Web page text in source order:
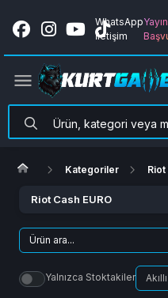
WhatsApp
İletişim
Kategoriler Riot
Riot Cash EURO
Yalnızca Stoktakiler